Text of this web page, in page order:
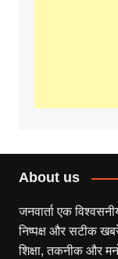
About us
जनवार्ता एक
निष्पक्ष और सटीक
शिक्षा, तकनीक और